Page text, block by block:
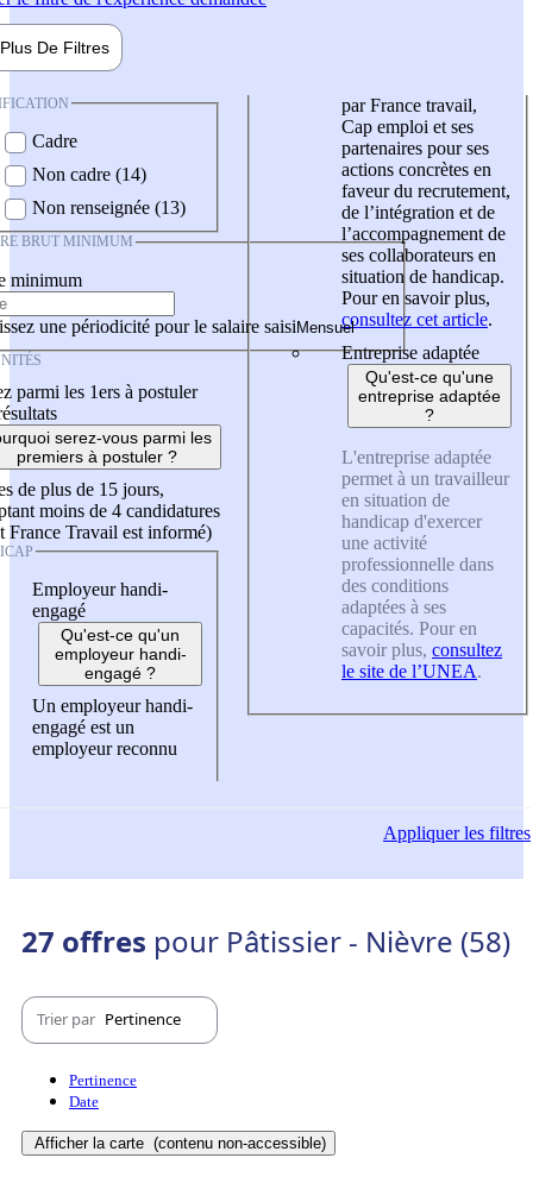
Plus De Filtres
Cadre
Non cadre (14)
Non renseignée (13)
BRUT MINIMUM
minimum
une périodicité pour le salaire saisi
parmi les 1ers à postuler
serez-vous parmi les
premiers à postuler ?
de plus de 15 jours,
moins de 4 candidatures
France Travail est informé)
Employeur handi-
engagé
Qu'est-ce qu'un
employeur handi-
engagé ?
Un employeur handi-
engagé est un
employeur reconnu
par France travail,
Cap emploi et ses
partenaires pour ses
actions concrètes en
faveur du recrutement,
de l’intégration et de
l’accompagnement de
ses collaborateurs en
situation de handicap.
Pour en savoir plus,
consultez cet article.
Entreprise adaptée
Qu'est-ce qu'une
entreprise adaptée
?
L'entreprise adaptée
permet à un travailleur
en situation de
handicap d'exercer
une activité
professionnelle dans
des conditions
adaptées à ses
capacités. Pour en
savoir plus, consultez
le site de l’UNEA.
Appliquerles filtres
27 offres pour Pâtissier - Nièvre (58)
Trier par Pertinence
Pertinence
Date
Afficher la carte (contenu non-accessible)